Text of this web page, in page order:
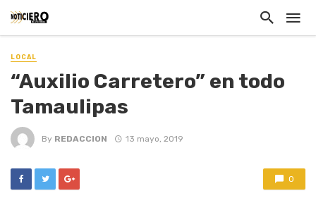
LOCAL
“Auxilio Carretero” en todo
Tamaulipas
By REDACCION 13 mayo, 2019
0